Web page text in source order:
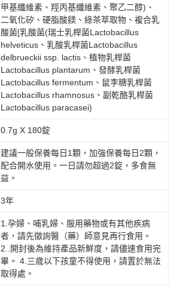
甲基纖維素、羥丙基纖維素、聚乙二醇)、
二氧化矽、硬脂酸鎂、綠茶萃取物、複合乳
酸菌[乳酸菌(瑞士乳桿菌Lactobacillus
helveticus、乳酸乳桿菌Lactobacillus
delbrueckii ssp. lactis、植物乳桿菌
Lactobacillus plantarum、發酵乳桿菌
Lactobacillus fermentum、鼠李糖乳桿菌
Lactobacillus rhamnosus、副乾酪乳桿菌
Lactobacillus paracasei)
0.7g X 180錠
建議一般保養每日1顆，加強保養每日2顆，
配合開水使用。一日請勿超過2錠，多食無
益。
3年
1.孕婦、哺乳婦、服用藥物或有其他疾病
者，請先徵詢醫（藥）師意見再行食用。
2..開封後為維持產品新鮮度，請儘速食用完
畢。 4.三歲以下孩童不得使用，請置於無法
取得處。